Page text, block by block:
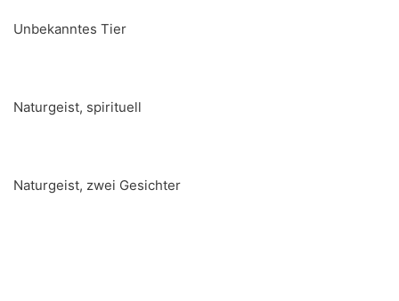
Unbekanntes Tier
Naturgeist, spirituell
Naturgeist, zwei Gesichter